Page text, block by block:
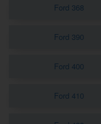
Ford 368
Ford 390
Ford 400
Ford 410